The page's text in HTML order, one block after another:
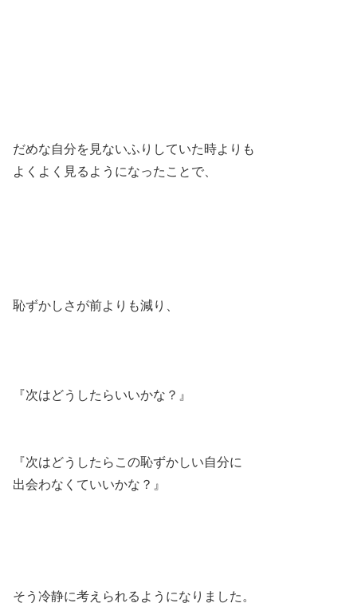
だめな自分を見ないふりしていた時よりも
よくよく見るようになったことで、
恥ずかしさが前よりも減り、
『次はどうしたらいいかな？』
『次はどうしたらこの恥ずかしい自分に
出会わなくていいかな？』
そう冷静に考えられるようになりました。